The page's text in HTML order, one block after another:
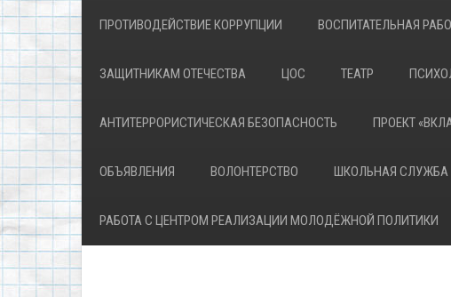
ПРОТИВОДЕЙСТВИЕ КОРРУПЦИИ ВОСПИТАТЕЛЬНАЯ
ЗАЩИТНИКАМ ОТЕЧЕСТВА ЦОС ТЕАТР
АНТИТЕРРОРИСТИЧЕСКАЯ БЕЗОПАСНОСТЬ ПРОЕКТ
ОБЪЯВЛЕНИЯ ВОЛОНТЕРСТВО ШКОЛЬНАЯ
РАБОТА С ЦЕНТРОМ РЕАЛИЗАЦИИ МОЛОДЁЖНОЙ ПОЛИТИКИ